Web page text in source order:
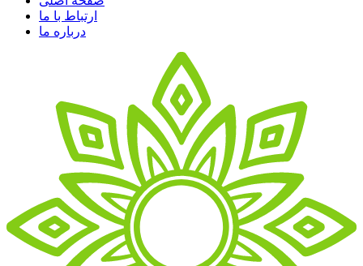
ارتباط با ما
درباره ما